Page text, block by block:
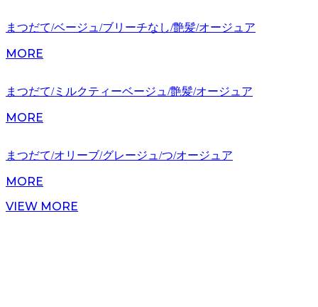
まつだて/ベージュ/ブリーチなし/艶髪/オージュア
MORE
まつだて/ミルクティーベージュ/艶髪/オージュア
MORE
まつだて/オリーブ/グレージュ/つ/オージュア
MORE
VIEW MORE